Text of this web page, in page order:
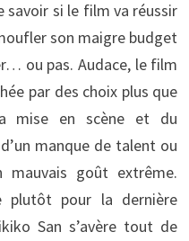
savoir si le film va réussir
son maigre budget
ou pas. Audace, le film
par des choix plus que
mise en scène et du
manque de talent ou
mauvais goût extrême.
plutôt pour la dernière
San s’avère tout de